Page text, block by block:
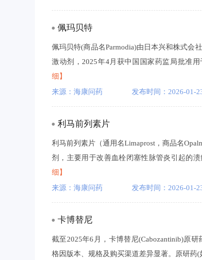
佩玛贝特
佩玛贝特(商品名Parmodia)由日本兴和株式会
激动剂，2025年4月获中国国家药监局批准
细】
来源：海康问药
发布时间：2026-01-
利马前列素片
利马前列素片（通用名Limaprost，商品名
剂，主要用于改善血栓闭塞性脉管炎引起的
细】
来源：海康问药
发布时间：2026-01-
卡博替尼
截至2025年6月，卡博替尼(Cabozantinib)原
格因版本、规格及购买渠道差异显著。原研药